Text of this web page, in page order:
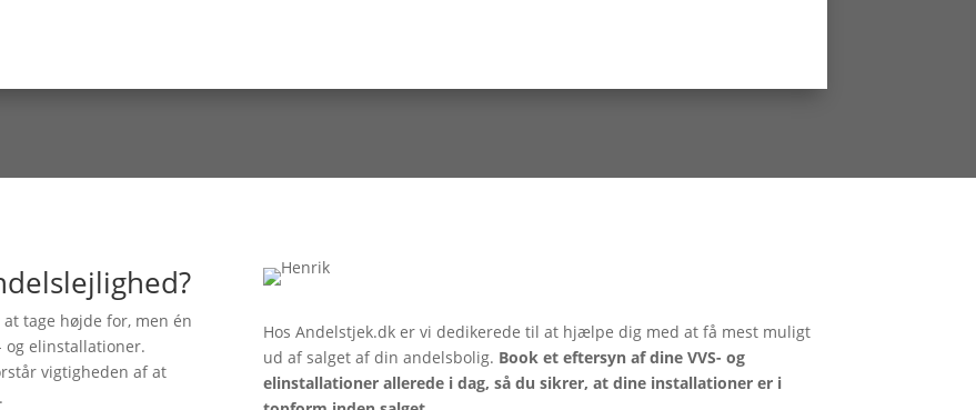
tage højde for, men én
og elinstallationer.
vigtigheden af at
Hos Andelstjek.dk er vi dedikerede til at hjælpe dig med at få mest muligt
ud af salget af din andelsbolig. Book et eftersyn af dine VVS- og
elinstallationer allerede i dag, så du sikrer, at dine installationer er i